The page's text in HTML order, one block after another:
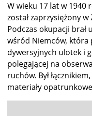
W wieku 17 lat w 1940
został zaprzysiężony
Podczas okupacji brał
wśród Niemców, która
dywersyjnych ulotek i
polegającej na
ruchów. Był
materiały